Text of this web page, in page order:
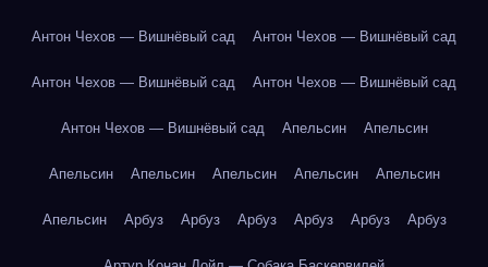
Антон Чехов — Вишнёвый сад Антон Чехов — Вишнёвый сад
Антон Чехов — Вишнёвый сад Антон Чехов — Вишнёвый сад
Антон Чехов — Вишнёвый сад Апельсин Апельсин
Апельсин Апельсин Апельсин Апельсин Апельсин
Апельсин Арбуз Арбуз Арбуз Арбуз Арбуз Арбуз